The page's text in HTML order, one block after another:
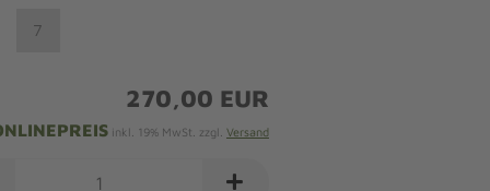
7
270,00 EUR
inkl. 19% MwSt. zzgl. Versand